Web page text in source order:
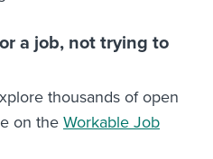
a job, not trying to
thousands of open
on the Workable Job